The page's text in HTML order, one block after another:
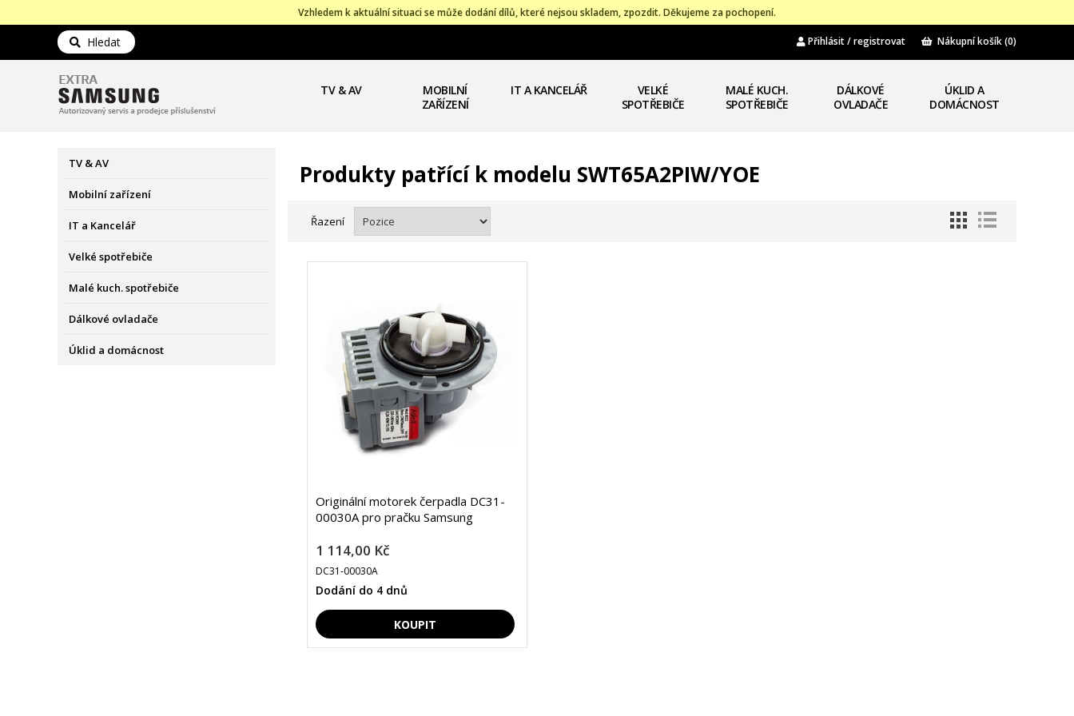
Vzhledem k aktuální situaci se může dodání dílů, které nejsou skladem, zpozdit. Děkujeme za pochopení.
Hledat Přihlásit / registrovat Nákupní košík(0)
TV & AV
MOBILNÍ
ZAŘÍZENÍ
IT A KANCELÁŘ
VELKÉ
SPOTŘEBIČE
MALÉ KUCH.
SPOTŘEBIČE
DÁLKOVÉ
OVLADAČE
ÚKLID A
DOMÁCNOST
TV & AV
Mobilní zařízení
IT a Kancelář
Velké spotřebiče
Malé kuch. spotřebiče
Dálkové ovladače
Úklid a domácnost
Produkty patřící k modelu SWT65A2PIW/YOE
Řazení
Originální motorek čerpadla DC31-
00030A pro pračku Samsung
1 114,00 Kč
DC31-00030A
Dodání do 4 dnů